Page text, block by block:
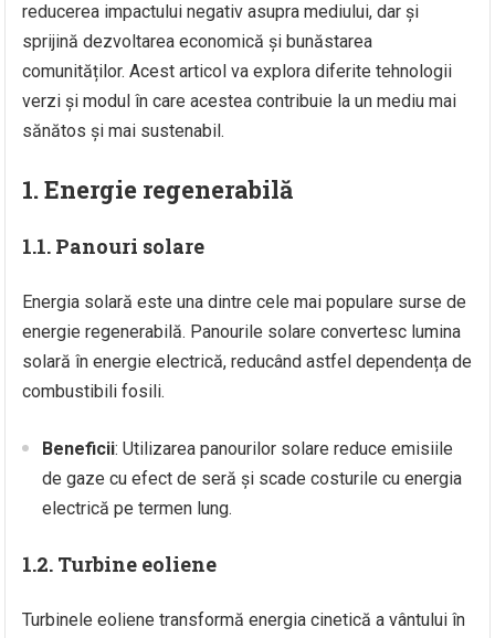
reducerea impactului negativ asupra mediului, dar și
sprijină dezvoltarea economică și bunăstarea
comunităților. Acest articol va explora diferite tehnologii
verzi și modul în care acestea contribuie la un mediu mai
sănătos și mai sustenabil.
1. Energie regenerabilă
1.1. Panouri solare
Energia solară este una dintre cele mai populare surse de
energie regenerabilă. Panourile solare convertesc lumina
solară în energie electrică, reducând astfel dependența de
combustibili fosili.
Beneficii: Utilizarea panourilor solare reduce emisiile
de gaze cu efect de seră și scade costurile cu energia
electrică pe termen lung.
1.2. Turbine eoliene
Turbinele eoliene transformă energia cinetică a vântului în